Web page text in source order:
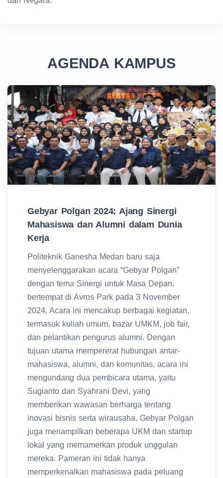
AGENDA KAMPUS
Gebyar Polgan 2024: Ajang Sinergi
Mahasiswa dan Alumni dalam Dunia
Kerja
Politeknik Ganesha Medan baru saja
menyelenggarakan acara “Gebyar Polgan”
dengan tema Sinergi untuk Masa Depan,
bertempat di Avros Park pada 3 November
2024. Acara ini mencakup berbagai kegiatan,
termasuk kuliah umum, bazar UMKM, job fair,
dan pelantikan pengurus alumni. Dengan
tujuan utama mempererat hubungan antar-
mahasiswa, alumni, dan komunitas, acara ini
mengundang dua pembicara utama, yaitu
Sugianto dan Syahrani Devi, yang
memberikan wawasan berharga tentang
inovasi bisnis serta wirausaha. Gebyar Polgan
juga menampilkan beberapa UKM dan startup
lokal yang memamerkan produk unggulan
mereka. Pameran ini tidak hanya
memperkenalkan mahasiswa pada peluang